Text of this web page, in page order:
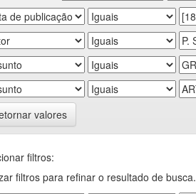
valores
filtros:
filtros para refinar o resultado de busca.